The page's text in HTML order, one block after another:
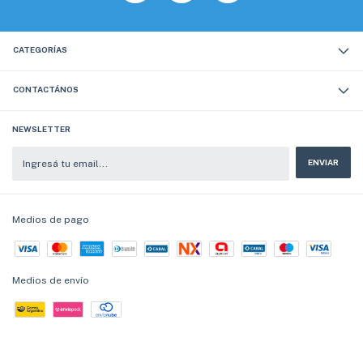
CATEGORÍAS
CONTACTÁNOS
NEWSLETTER
Medios de pago
Medios de envío